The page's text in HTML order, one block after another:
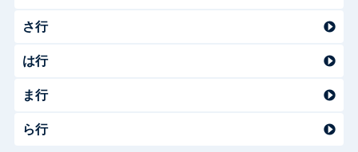
さ行
は行
ま行
ら行